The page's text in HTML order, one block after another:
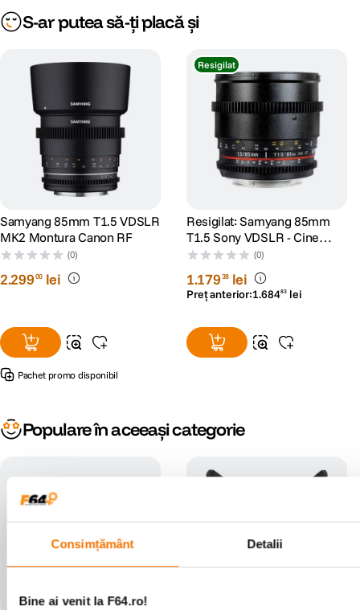
Consimțământ Detalii
Bine ai venit la F64.ro!
S-ar putea să-ți placă și
Samyang 85mm T1.5 VDSLR
MK2 Montura Canon RF
(0)
2.29900 lei
Pachet promo disponibil
Resigilat
Resigilat: Samyang 85mm
T1.5 Sony VDSLR - Cine
Lens - RS125005932-1
(0)
1.17938 lei
Preț anterior:1.68483 lei
Populare în aceeași categorie